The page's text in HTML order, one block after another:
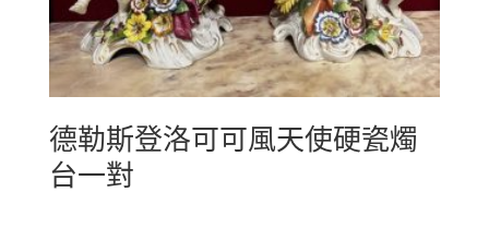
德勒斯登洛可可風天使硬瓷燭
台一對